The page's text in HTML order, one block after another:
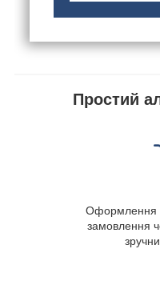
Простий
Оформлення
замовлення